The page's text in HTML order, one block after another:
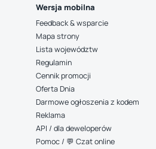
Wersja mobilna
Feedback & wsparcie
Mapa strony
Lista województw
Regulamin
Cennik promocji
Oferta Dnia
Darmowe ogłoszenia z kodem
Reklama
API / dla deweloperów
Pomoc / 💬 Czat online